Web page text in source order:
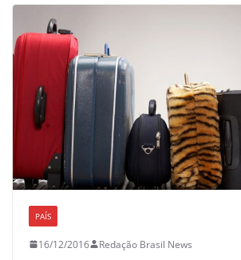
PAÍS
16/12/2016 Redação Brasil News